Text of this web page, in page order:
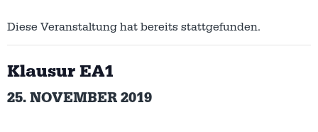
Diese Veranstaltung hat bereits stattgefunden.
Klausur EA1
25. NOVEMBER 2019